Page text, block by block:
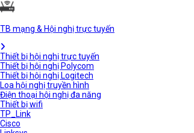
TB mạng & Hội nghị trực tuyến
Thiết bị hội nghị trực tuyến
Thiết bị hội nghị Polycom
Thiết bị hội nghị Logitech
Loa hội nghị truyền hình
Điện thoại hội nghị đa năng
Thiết bị wifi
TP_Link
Cisco